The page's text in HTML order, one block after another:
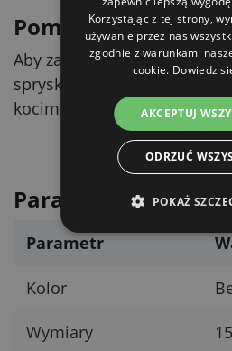
Pomysł na dodatek
Aby zachęcić kota do
spryskać słupki sprayem
kocimiętki.
Parametry
Parametr
Kolor
Wymiary
Korzystając z tej strony,
używanie przez nas
zgodnie z warunkami
cookie. Dowiedz
AKCEPTUJ
ODRZUĆ
POKAŻ